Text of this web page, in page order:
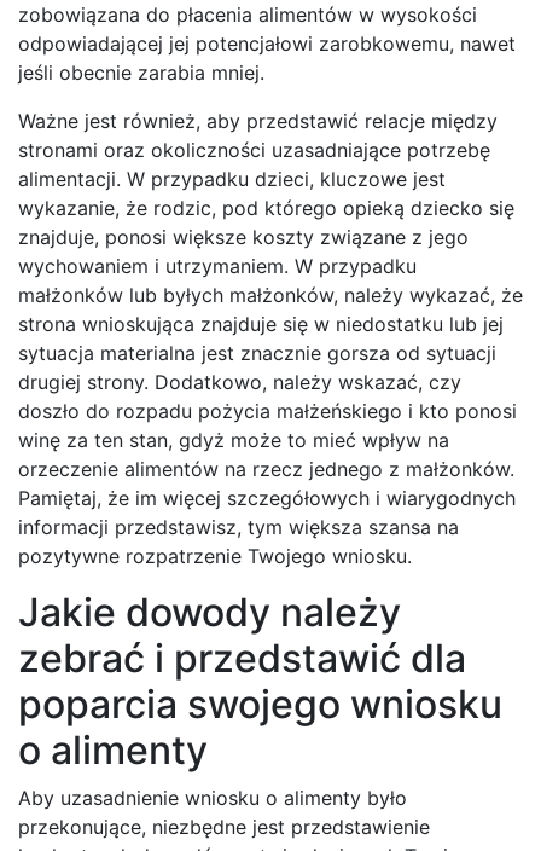
zobowiązana do płacenia alimentów w wysokości
odpowiadającej jej potencjałowi zarobkowemu, nawet
jeśli obecnie zarabia mniej.
Ważne jest również, aby przedstawić relacje między
stronami oraz okoliczności uzasadniające potrzebę
alimentacji. W przypadku dzieci, kluczowe jest
wykazanie, że rodzic, pod którego opieką dziecko się
znajduje, ponosi większe koszty związane z jego
wychowaniem i utrzymaniem. W przypadku
małżonków lub byłych małżonków, należy wykazać, że
strona wnioskująca znajduje się w niedostatku lub jej
sytuacja materialna jest znacznie gorsza od sytuacji
drugiej strony. Dodatkowo, należy wskazać, czy
doszło do rozpadu pożycia małżeńskiego i kto ponosi
winę za ten stan, gdyż może to mieć wpływ na
orzeczenie alimentów na rzecz jednego z małżonków.
Pamiętaj, że im więcej szczegółowych i wiarygodnych
informacji przedstawisz, tym większa szansa na
pozytywne rozpatrzenie Twojego wniosku.
Jakie dowody należy
zebrać i przedstawić dla
poparcia swojego wniosku
o alimenty
Aby uzasadnienie wniosku o alimenty było
przekonujące, niezbędne jest przedstawienie